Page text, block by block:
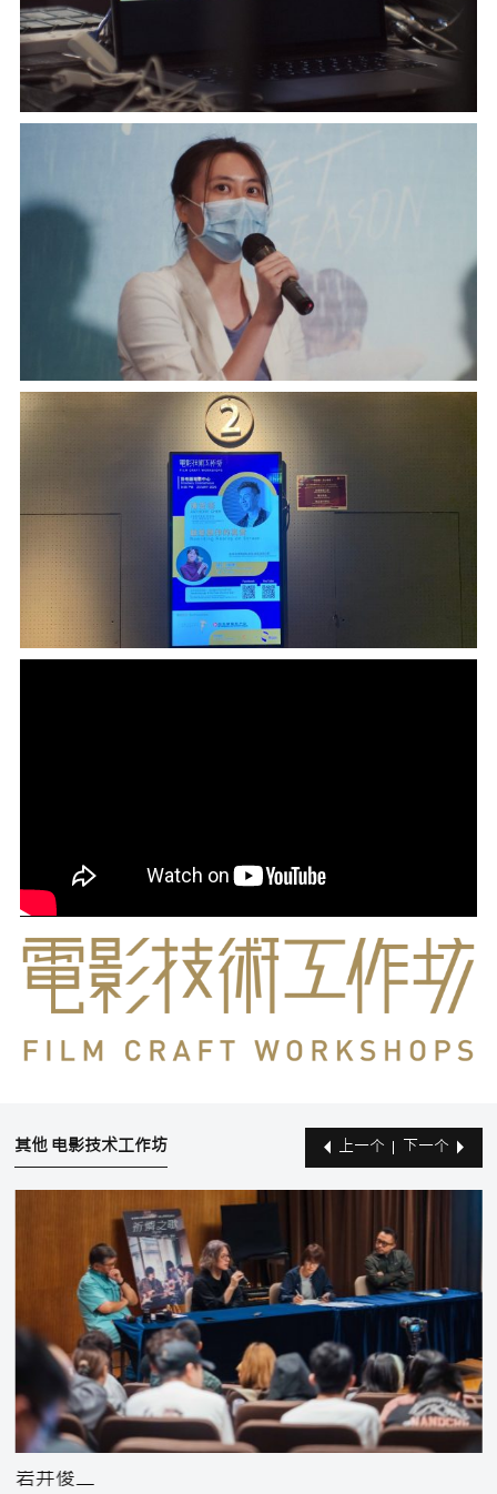
其他 电影技术工作坊
岩井俊二
上一个 下一个